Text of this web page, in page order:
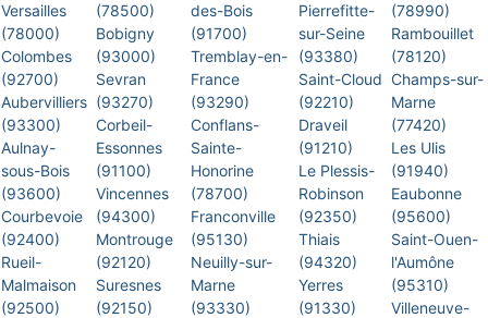
Versailles
(78000)
Colombes
(92700)
Aubervilliers
(93300)
Aulnay-
sous-Bois
(93600)
Courbevoie
(92400)
Rueil-
Malmaison
(92500)
(78500)
Bobigny
(93000)
Sevran
(93270)
Corbeil-
Essonnes
(91100)
Vincennes
(94300)
Montrouge
(92120)
Suresnes
(92150)
des-Bois
(91700)
Tremblay-en-
France
(93290)
Conflans-
Sainte-
Honorine
(78700)
Franconville
(95130)
Neuilly-sur-
Marne
(93330)
Pierrefitte-
sur-Seine
(93380)
Saint-Cloud
(92210)
Draveil
(91210)
Le Plessis-
Robinson
(92350)
Thiais
(94320)
Yerres
(91330)
(78990)
Rambouillet
(78120)
Champs-sur-
Marne
(77420)
Les Ulis
(91940)
Eaubonne
(95600)
Saint-Ouen-
l'Aumône
(95310)
Villeneuve-